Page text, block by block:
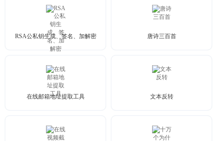
RSA公私钥生成、签名、加解密 唐诗三百首
在线邮箱地址提取工具 文本反转